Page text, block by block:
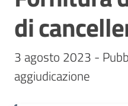
appaltanti
Contatti
di
3 agosto 2023 -
aggiudicazione